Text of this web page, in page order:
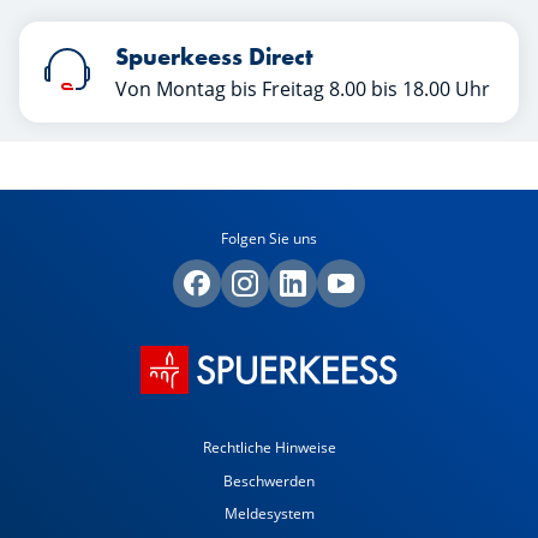
Spuerkeess Direct
Von Montag bis Freitag 8.00 bis 18.00 Uhr
Folgen Sie uns
Rechtliche Hinweise
Beschwerden
Meldesystem